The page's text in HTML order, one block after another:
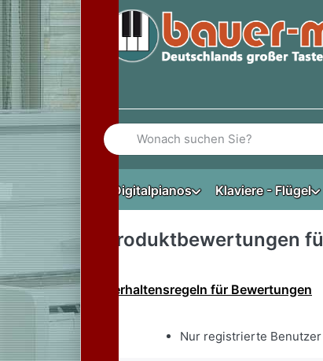
Geben Sie einen Suchbegriff ein.
Digitalpianos Klaviere - Flügel
Produktbewertungen
Verhaltensregeln für Bewertungen
Nur registrierte